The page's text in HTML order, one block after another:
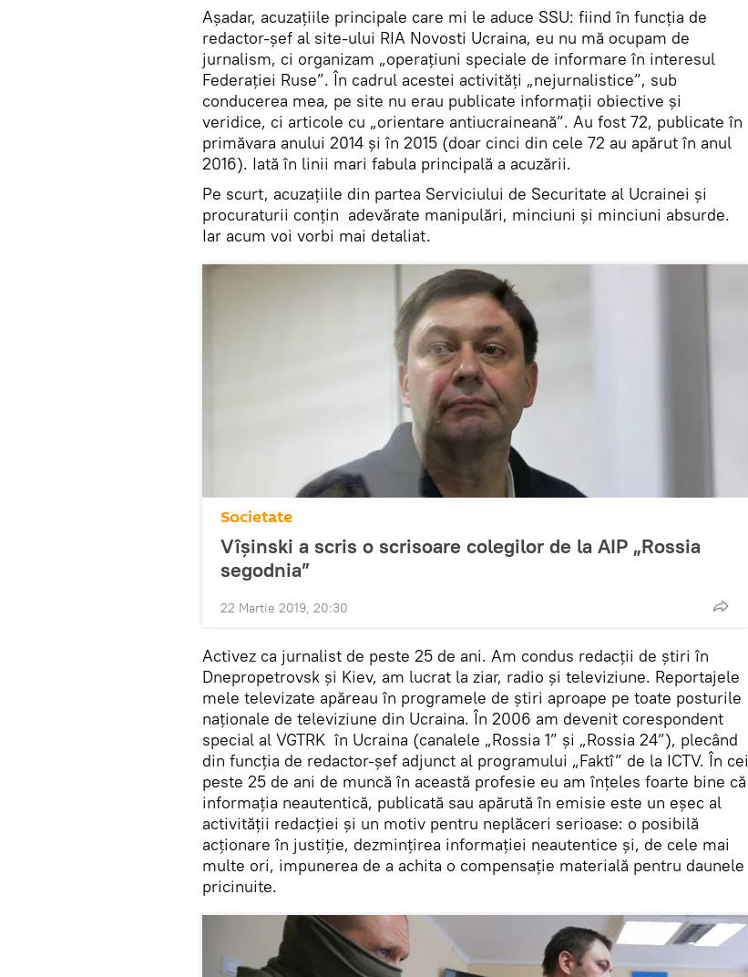
Așadar, acuzațiile principale care mi le aduce SSU: fiind în funcția de
redactor-șef al site-ului RIA Novosti Ucraina, eu nu mă ocupam de
jurnalism, ci organizam „operațiuni speciale de informare în interesul
Federației Ruse”. În cadrul acestei activități „nejurnalistice”, sub
conducerea mea, pe site nu erau publicate informații obiective și
veridice, ci articole cu „orientare antiucraineană”. Au fost 72, publicate în
primăvara anului 2014 și în 2015 (doar cinci din cele 72 au apărut în anul
2016). Iată în linii mari fabula principală a acuzării.
Pe scurt, acuzațiile din partea Serviciului de Securitate al Ucrainei și
procuraturii conțin adevărate manipulări, minciuni și minciuni absurde.
Iar acum voi vorbi mai detaliat.
Societate
Vîșinski a scris o scrisoare colegilor de la AIP „Rossia
segodnia”
22 Martie 2019, 20:30
Activez ca jurnalist de peste 25 de ani. Am condus redacții de știri în
Dnepropetrovsk și Kiev, am lucrat la ziar, radio și televiziune. Reportajele
mele televizate apăreau în programele de știri aproape pe toate posturile
naționale de televiziune din Ucraina. În 2006 am devenit corespondent
special al VGTRK în Ucraina (canalele „Rossia 1” și „Rossia 24”), plecând
din funcția de redactor-șef adjunct al programului „Faktî” de la ICTV. În cei
peste 25 de ani de muncă în această profesie eu am înțeles foarte bine că
informația neautentică, publicată sau apărută în emisie este un eșec al
activității redacției și un motiv pentru neplăceri serioase: o posibilă
acționare în justiție, dezmințirea informației neautentice și, de cele mai
multe ori, impunerea de a achita o compensație materială pentru daunele
pricinuite.